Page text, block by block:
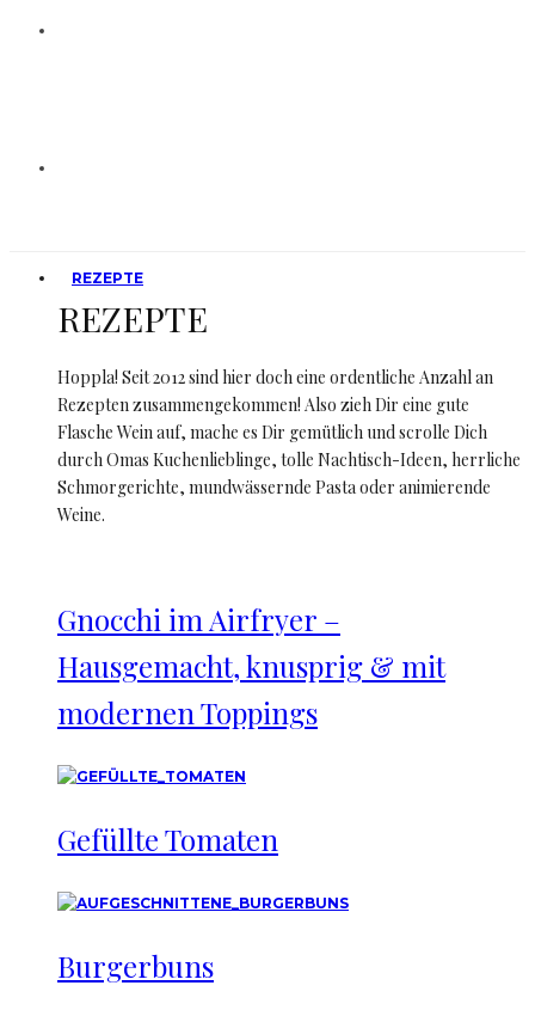
REZEPTE
REZEPTE
Hoppla! Seit 2012 sind hier doch eine ordentliche Anzahl an
Rezepten zusammengekommen! Also zieh Dir eine gute
Flasche Wein auf, mache es Dir gemütlich und scrolle Dich
durch Omas Kuchenlieblinge, tolle Nachtisch-Ideen, herrliche
Schmorgerichte, mundwässernde Pasta oder animierende
Weine.
Gnocchi im Airfryer –
Hausgemacht, knusprig & mit
modernen Toppings
Gefüllte Tomaten
Burgerbuns